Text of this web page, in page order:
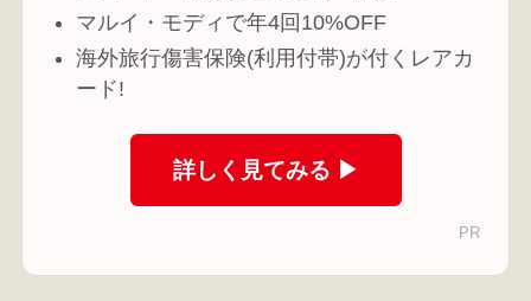
マルイ・モディで年4回10%OFF
海外旅行傷害保険(利用付帯)が付くレアカ
ード!
詳しく見てみる ▶
PR